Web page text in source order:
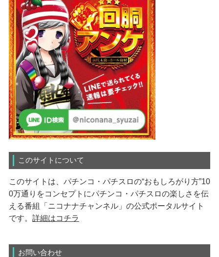
このサイトについて
このサイトは、パチンコ・パチスロの“おもしろがり方”10
0万通りをコンセプトにパチンコ・パチスロの楽しさを伝
える番組「ニコナナチャンネル」の公式ポータルサイト
です。 詳細はコチラ
お問い合わせ